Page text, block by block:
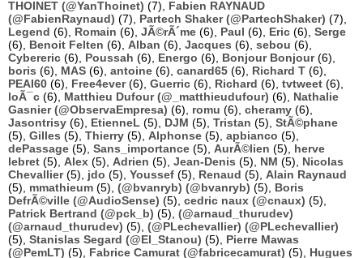
THOINET (@YanThoinet) (7), Fabien RAYNAUD
(@FabienRaynaud) (7), Partech Shaker (@PartechShaker) (7),
Legend (6), Romain (6), JÃ©rÃ´me (6), Paul (6), Eric (6), Serge
(6), Benoit Felten (6), Alban (6), Jacques (6), sebou (6),
Cybereric (6), Poussah (6), Energo (6), Bonjour Bonjour(6),
boris (6), MAS (6), antoine (6), canard65 (6), Richard T (6),
PEAI60 (6), Free4ever(6), Guerric (6), Richard (6), tvtweet (6),
loÃ¯c (6), Matthieu Dufour (@_matthieudufour) (6), Nathalie
Gasnier (@ObservaEmpresa) (6), romu (6), cheramy (6),
Jasontrisy (6), EtienneL (5), DJM (5), Tristan (5), StÃ©phane
(5), Gilles (5), Thierry (5), Alphonse (5), apbianco (5),
dePassage (5), Sans_importance (5), AurÃ©lien (5), herve
lebret (5), Alex (5), Adrien (5), Jean-Denis (5), NM (5), Nicolas
Chevallier(5), jdo (5), Youssef (5), Renaud (5), Alain Raynaud
(5), mmathieum (5), (@bvanryb) (@bvanryb) (5), Boris
DefrÃ©ville (@AudioSense) (5), cedric naux (@cnaux) (5),
Patrick Bertrand (@pck_b) (5), (@arnaud_thurudev)
(@arnaud_thurudev) (5), (@PLechevallier) (@PLechevallier)
(5), Stanislas Segard (@El_Stanou) (5), Pierre Mawas
(@PemLT) (5), Fabrice Camurat (@fabricecamurat) (5), Hugues